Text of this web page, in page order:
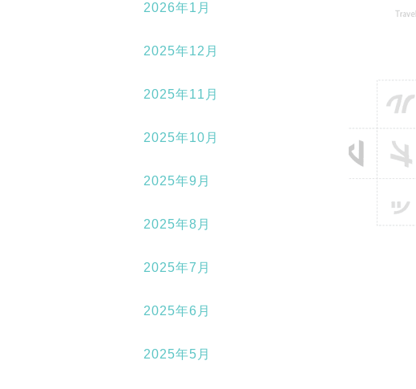
2026年1月
2025年12月
2025年11月
2025年10月
2025年9月
2025年8月
2025年7月
2025年6月
2025年5月